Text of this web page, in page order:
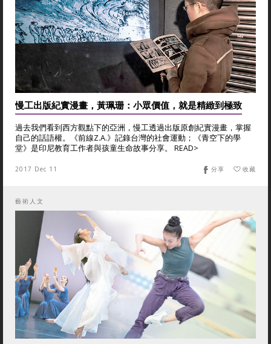
慢工出版紀實漫畫，黃珮珊：小眾價值，就是精緻到極致
過去我們看到西方觀點下的亞洲，慢工透過出版原創紀實漫畫，掌握
自己的話語權。《前線Z.A.》記錄台灣的社會運動；《青空下的學
堂》是印尼教育工作者與孩童生命故事分享。 READ>
2017 Dec 11 收藏
分享
藝術人文